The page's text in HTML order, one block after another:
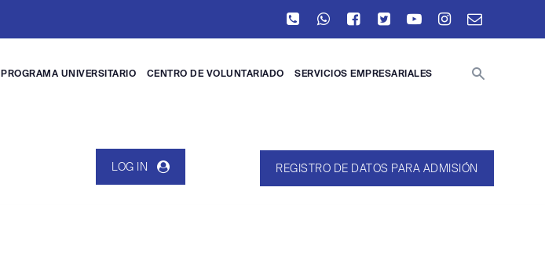
PROGRAMA UNIVERSITARIO CENTRO DE VOLUNTARIADO SERVICIOS EMPRESARIALES
LOG IN REGISTRO DE DATOS PARA ADMISIÓN